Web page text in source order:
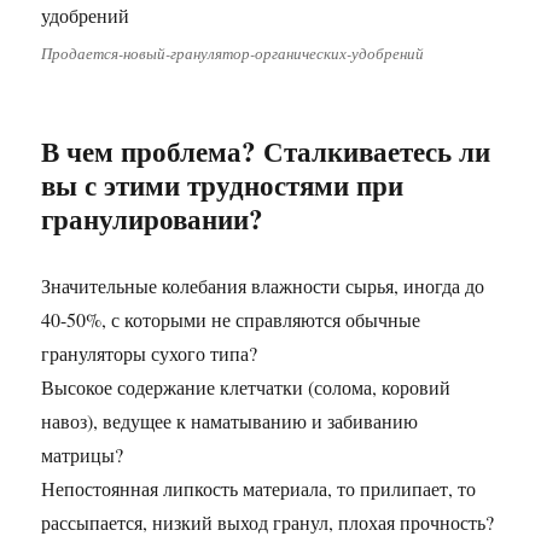
Продается-новый-гранулятор-органических-удобрений
В чем проблема? Сталкиваетесь ли
вы с этими трудностями при
гранулировании?
Значительные колебания влажности сырья, иногда до
40-50%, с которыми не справляются обычные
грануляторы сухого типа?
Высокое содержание клетчатки (солома, коровий
навоз), ведущее к наматыванию и забиванию
матрицы?
Непостоянная липкость материала, то прилипает, то
рассыпается, низкий выход гранул, плохая прочность?